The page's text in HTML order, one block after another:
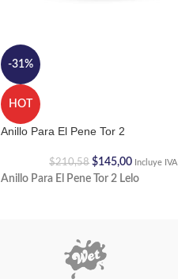
-31%
HOT
Anillo Para El Pene Tor 2
$210,58 $145,00 Incluye IVA
Anillo Para El Pene Tor 2 Lelo